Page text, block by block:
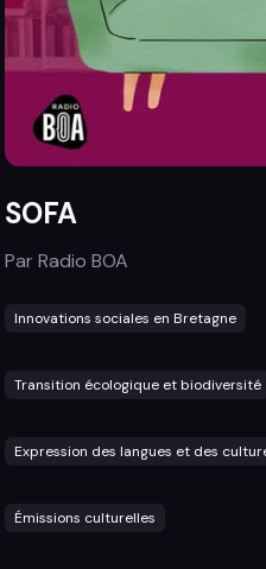
SOFA
ParRadio BOA
Innovations sociales en Bretagne
Transition écologique et biodiversité
Expression des langues et des
Émissions culturelles